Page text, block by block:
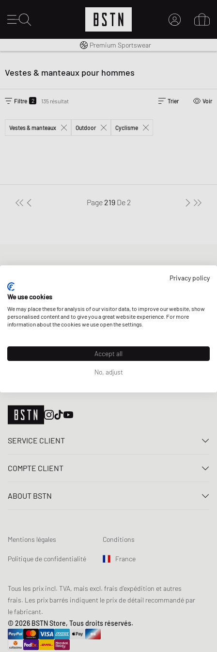
CRÉER UN COMPTE
Livraison gratuite dès 100€
Premium Sportswear
Vestes & manteaux pour hommes
Filtre 2 135 résultat Trier Voir
Vestes & manteaux Outdoor Cyclisme
Page 219 De 2
Bénéficiez d'une 5% remise de bienvenue et des Updates sur les
Raffles et les New Arrivals. Inscrivez-vous dès maintenant!
Adresse e-mail
INSCRIS-TOI
SERVICE CLIENT
FAQ
Loyalty Program
Sécurité des produits
COMPTE CLIENT
Créer un compte
Abonnement à la newsletter
Suivi des données
ABOUT BSTN
Chronicles
Sustainability
Réduction pour étudiants: Unidays
Réduction pour étudiants: Studentbeans
Réduction pour étudiants: EDiU
Mentions légales Conditions
Politique de confidentialité France
Tous les prix incl. TVA, mais excl. frais d'expédition et autres
frais. Les prix barrés indiquent le prix de détail recommandé par
le fabricant.
© 2026 BSTN Store, Tous droits réservés.
Privacy policy
We use cookies
We may place these for analysis of our visitor data, to improve our website, show
personalised content and to give you a great website experience. For more
information about the cookies we use open the settings.
Accept all
No, adjust